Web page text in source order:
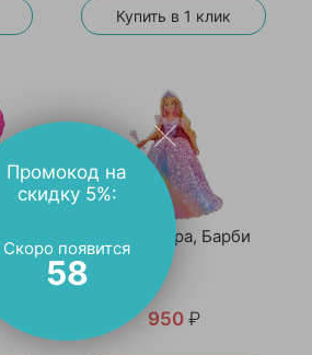
Купить в 1 клик
с
Шар Фигура, Барби
950 ₽
Промокод на
скидку 5%:
Скоро появится
58